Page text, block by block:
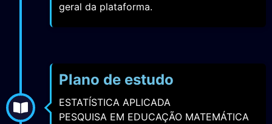
geral da plataforma.
Plano de estudo
ESTATÍSTICA APLICADA
PESQUISA EM EDUCAÇÃO MATEMÁTICA